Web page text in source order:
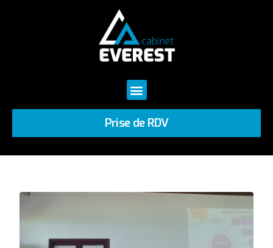
Prise de RDV